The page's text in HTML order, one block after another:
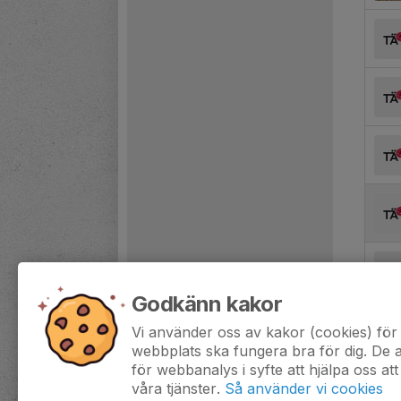
Godkänn kakor
Vi använder oss av kakor (cookies)
webbplats ska fungera bra för dig. De
för webbanalys i syfte att hjälpa oss
våra tjänster. Så använder vi cookies